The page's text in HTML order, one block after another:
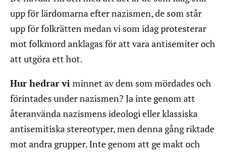
upp för lärdomarna efter nazismen, de som står
upp för folkrätten medan vi som idag protesterar
mot folkmord anklagas för att vara antisemiter och
att utgöra ett hot.
Hur hedrar vi minnet av dem som mördades och
förintades under nazismen? Ja inte genom att
återanvända nazismens ideologi eller klassiska
antisemitiska stereotyper, men denna gång riktade
mot andra grupper. Inte genom att ge makt och